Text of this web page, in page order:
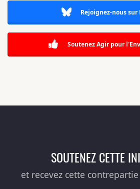
Rejoignez-nous sur
Soutenez Agir pour
SOUTENEZ CETTE
et recevez cette